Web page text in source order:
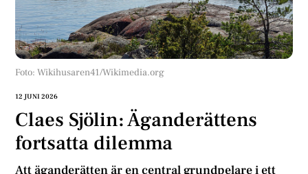
Foto: Wikihusaren41/Wikimedia.org
12 JUNI 2026
Claes Sjölin: Äganderättens
fortsatta dilemma
Att äganderätten är en central grundpelare i ett